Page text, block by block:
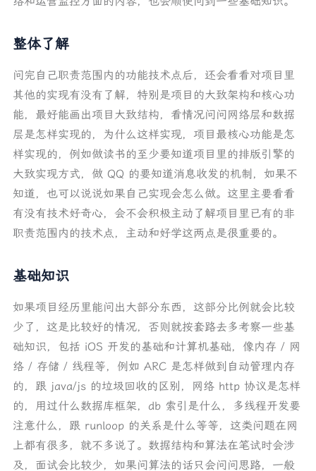
整体了解
问完自己职责范围内的功能技术点后，还会看看对项目里
其他的实现有没有了解，特别是项目的大致架构和核心功
能，最好能画出项目大致结构，看情况问问网络层和数据
层是怎样实现的，为什么这样实现，项目最核心功能是怎
样实现的，例如做读书的至少要知道项目里的排版引擎的
大致实现方式，做 QQ 的要知道消息收发的机制，如果不
知道，也可以说说如果自己实现会怎么做。这里主要看看
有没有技术好奇心，会不会积极主动了解项目里已有的非
职责范围内的技术点，主动和好学这两点是很重要的。
基础知识
如果项目经历里能问出大部分东西，这部分比例就会比较
少了，这是比较好的情况，否则就按套路去多考察一些基
础知识，包括 iOS 开发的基础和计算机基础，像内存 / 网
络 / 存储 / 线程等，例如 ARC 是怎样做到自动管理内存
的，跟 java/js 的垃圾回收的区别，网络 http 协议是怎样
的，用过什么数据库框架，db 索引是什么，多线程开发要
注意什么，跟 runloop 的关系是什么等等，这类问题在网
上都有很多，就不多说了。数据结构和算法在笔试时会涉
及，面试会比较少，如果问算法的话只会问问思路，一般